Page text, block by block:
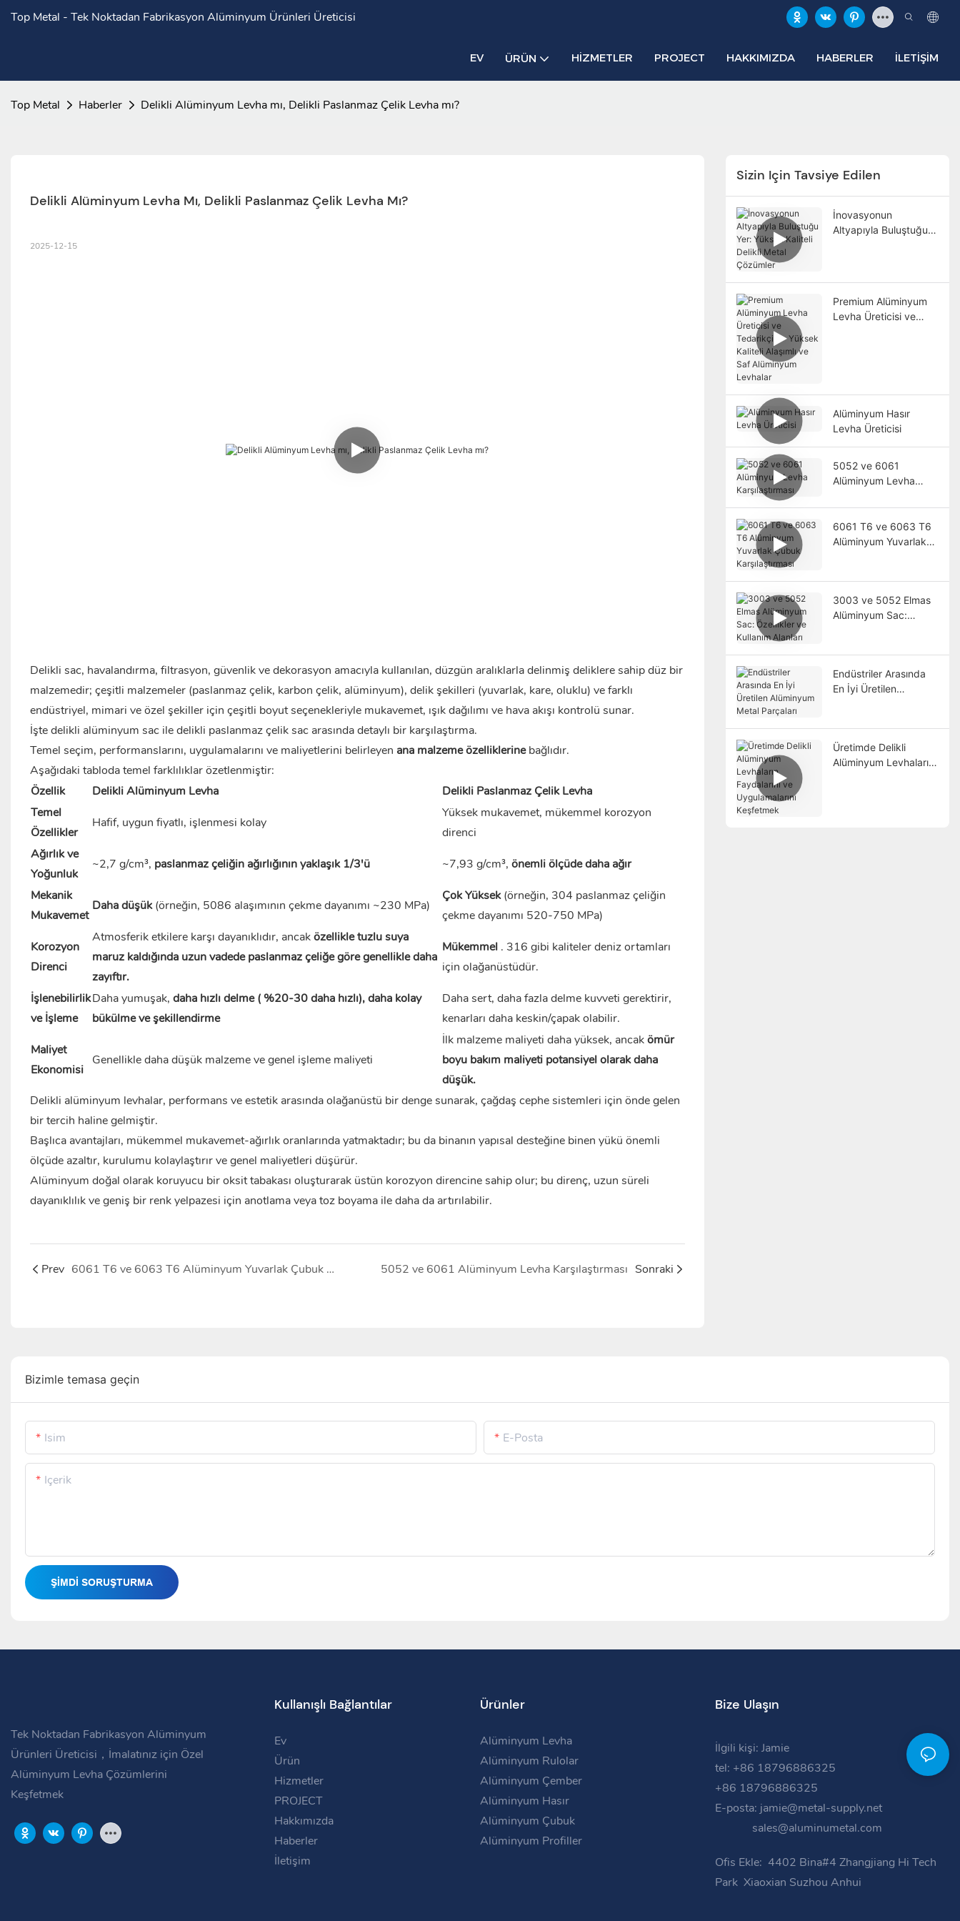
Top Metal - Tek Noktadan Fabrikasyon Alüminyum Ürünleri Üreticisi
EV ÜRÜN HIZMETLER PROJECT HAKKIMIZDA HABERLER İLETIŞIM
Top Metal Haberler Delikli Alüminyum Levha mı, Delikli Paslanmaz Çelik Levha mı?
Delikli Alüminyum Levha Mı, Delikli Paslanmaz Çelik Levha Mı?
2025-12-15
Delikli sac, havalandırma, filtrasyon, güvenlik ve dekorasyon amacıyla kullanılan, düzgün aralıklarla delinmiş deliklere sahip düz bir
malzemedir; çeşitli malzemeler (paslanmaz çelik, karbon çelik, alüminyum), delik şekilleri (yuvarlak, kare, oluklu) ve farklı
endüstriyel, mimari ve özel şekiller için çeşitli boyut seçenekleriyle mukavemet, ışık dağılımı ve hava akışı kontrolü sunar.
İştedelikli alüminyum sacile delikli paslanmaz çelik sac arasında detaylı bir karşılaştırma.
Temel seçim, performanslarını, uygulamalarını ve maliyetlerini belirleyen ana malzeme özelliklerinebağlıdır.
Aşağıdaki tabloda temel farklılıklar özetlenmiştir:
Özellik
Delikli Alüminyum Levha Delikli Paslanmaz ÇelikLevha
Temel
Özellikler
Hafif, uygun fiyatlı, işlenmesi kolay
Yüksek mukavemet, mükemmel korozyon
direnci
Ağırlık ve
Yoğunluk
~2,7 g/cm³, paslanmaz çeliğin ağırlığının yaklaşık 1/3'ü ~7,93 g/cm³, önemli ölçüde daha ağır
Mekanik
Mukavemet
Daha düşük(örneğin, 5086 alaşımının çekme dayanımı ~230 MPa)
Çok Yüksek(örneğin, 304 paslanmaz çeliğin
çekme dayanımı 520-750 MPa)
Korozyon
Direnci
Atmosferik etkilere karşı dayanıklıdır, ancaközellikle tuzlu suya
maruz kaldığında uzun vadede paslanmaz çeliğe göre genellikle daha
zayıftır.
Mükemmel. 316 gibi kaliteler deniz ortamları
için olağanüstüdür.
İşlenebilirlik
ve İşleme
Daha yumuşak, daha hızlı delme ( %20-30 daha hızlı), daha kolay
bükülme ve şekillendirme
Daha sert, daha fazla delme kuvveti gerektirir,
kenarları daha keskin/çapak olabilir.
Maliyet
Ekonomisi
Genellikle daha düşük malzeme ve genel işleme maliyeti
İlk malzeme maliyeti daha yüksek, ancakömür
boyu bakım maliyeti potansiyel olarak daha
düşük.
Delikli alüminyum levhalar, performans ve estetik arasında olağanüstü bir denge sunarak, çağdaş cephe sistemleri için önde gelen
bir tercih haline gelmiştir.
Başlıca avantajları, mükemmel mukavemet-ağırlık oranlarında yatmaktadır; bu da binanın yapısal desteğine binen yükü önemli
ölçüde azaltır, kurulumu kolaylaştırır ve genel maliyetleri düşürür.
Alüminyum doğal olarak koruyucu bir oksit tabakası oluşturarak üstün korozyon direncine sahip olur; bu direnç, uzun süreli
dayanıklılık ve geniş bir renk yelpazesi için anotlama veya toz boyama ile daha da artırılabilir.
Prev 6061 T6 ve 6063 T6 Alüminyum Yuvarlak Çubuk Karşılaştırması 5052 ve 6061 Alüminyum Levha Karşılaştırması Sonraki
Sizin Için Tavsiye Edilen
İnovasyonun
Altyapıyla Buluştuğu
Premium Alüminyum
Levha Üreticisi ve
Alüminyum Hasır
Levha Üreticisi
5052 ve 6061
Alüminyum Levha
6061 T6 ve 6063 T6
Alüminyum Yuvarlak
3003 ve 5052 Elmas
Alüminyum Sac:
Endüstriler Arasında
En İyi Üretilen
Üretimde Delikli
Alüminyum Levhaların
Bizimle temasa geçin
Isim E-Posta
Içerik
ŞIMDI SORUŞTURMA
Tek Noktadan Fabrikasyon Alüminyum
Ürünleri Üreticisi，İmalatınız için Özel
Alüminyum Levha Çözümlerini
Keşfetmek
Kullanışlı Bağlantılar
Ev
Ürün
Hizmetler
PROJECT
Hakkımızda
Haberler
İletişim
Ürünler
Alüminyum Levha
Alüminyum Rulolar
Alüminyum Çember
Alüminyum Hasır
Alüminyum Çubuk
Alüminyum Profiller
Bize Ulaşın
İlgili kişi: Jamie
tel: +86 18796886325
+86 18796886325
E-posta: jamie@metal-supply.net
sales@aluminumetal.com
Ofis Ekle: 4402 Bina#4 Zhangjiang Hi Tech
Park Xiaoxian Suzhou Anhui